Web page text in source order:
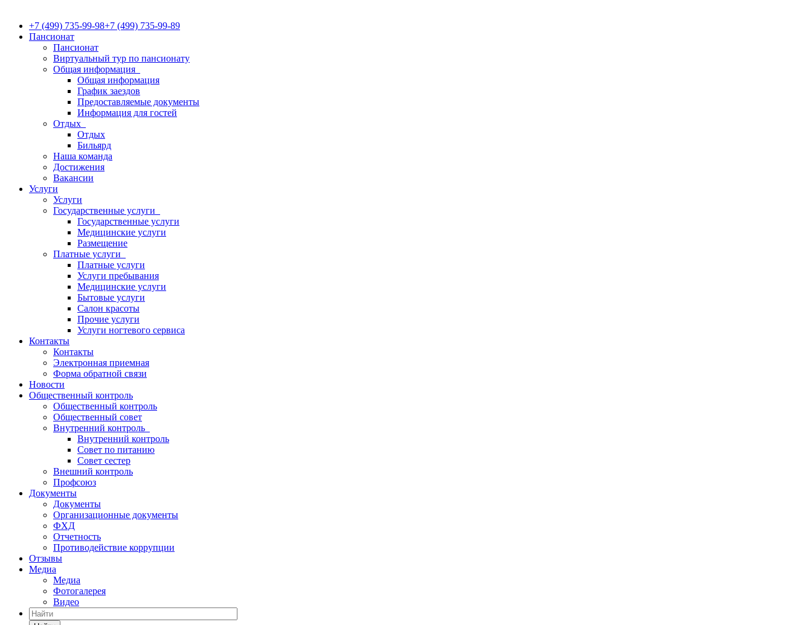
+7 (499) 735-99-98+7 (499) 735-99-89
Пансионат
Пансионат
Виртуальный тур по пансионату
Общая информация
Общая информация
График заездов
Предоставляемые документы
Информация для гостей
Отдых
Отдых
Бильярд
Наша команда
Достижения
Вакансии
Услуги
Услуги
Государственные услуги
Государственные услуги
Медицинские услуги
Размещение
Платные услуги
Платные услуги
Услуги пребывания
Медицинские услуги
Бытовые услуги
Салон красоты
Прочие услуги
Услуги ногтевого сервиса
Контакты
Контакты
Электронная приемная
Форма обратной связи
Новости
Общественный контроль
Общественный контроль
Общественный совет
Внутренний контроль
Внутренний контроль
Совет по питанию
Совет сестер
Внешний контроль
Профсоюз
Документы
Документы
Организационные документы
ФХД
Отчетность
Противодействие коррупции
Отзывы
Медиа
Медиа
Фотогалерея
Видео